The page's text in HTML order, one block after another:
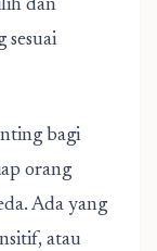
dan
sesuai
bagi
orang
Ada yang
atau